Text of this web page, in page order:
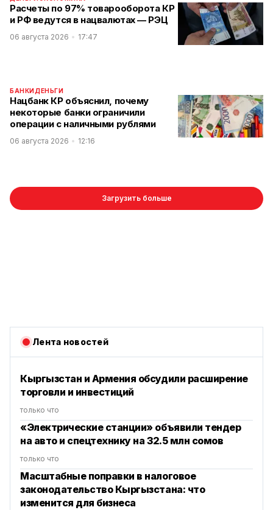
Расчеты по 97% товарооборота КР
и РФ ведутся в нацвалютах — РЭЦ
06 августа 2026 17:47
БАНКИДЕНЬГИ
Нацбанк КР объяснил, почему
некоторые банки ограничили
операции с наличными рублями
06 августа 2026 12:16
Загрузить больше
Лента новостей
Кыргызстан и Армения обсудили расширение
торговли и инвестиций
только что
«Электрические станции» объявили тендер
на авто и спецтехнику на 32.5 млн сомов
только что
Масштабные поправки в налоговое
законодательство Кыргызстана: что
изменится для бизнеса